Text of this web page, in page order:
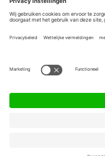
Service & Contact
Contact
FAQ
Werken bij ons
Algemene Voorwaarden